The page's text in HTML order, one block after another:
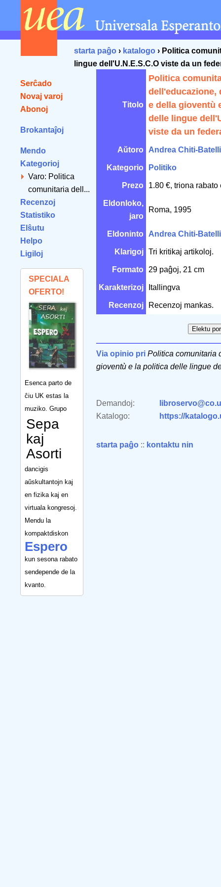
starta paĝo › katalogo › Politica
lingue dell'U.N.E.S.C.O viste da un
Serĉado
Novaj varoj
Abonoj
Brokantaĵoj
Mendo
Kategorioj
Varo: Politica
comunitaria dell...
Recenzoj
Statistiko
Elŝutu
Helpo
Ligiloj
SPECIALA
OFERTO!
Esenca parto de
ĉiu UK estas la
muziko. Grupo
Sepa
kaj
Asorti
dancigis
aŭskultantojn kaj
en fizika kaj en
virtuala kongresoj.
Mendu la
kompaktdiskon
Espero
kun sesona rabato
sendepende de la
kvanto.
Titolo
Politica
dell'educazione,
e della gioventù
delle lingue
viste da un
Aŭtoro Andrea Chiti-Batelli
Kategorio Politiko
Prezo 1.80 €, triona rabato
Eldonloko,
jaro
Roma, 1995
Eldoninto Andrea Chiti-Batelli
Klarigoj Tri kritikaj artikoloj.
Formato 29 paĝoj, 21 cm
Karakterizoj Itallingva
Recenzoj Recenzoj mankas.
Via opinio pri Politica comunitaria
gioventù e la politica delle lingue
Demandoj:
Katalogo:
https://
starta paĝo :: kontaktu nin